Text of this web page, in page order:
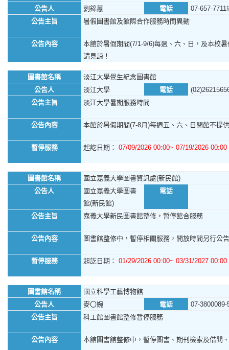
公告人
劉錦蕙 電話
07-657-
公告主旨
暑假圖書館及館際合作服務時間異動
公告內容
本館於暑假期間(7/1-9/6)每週、六、日，及本校
請見諒！
圖書館名稱
淡江大學覺生紀念圖書館
公告人
淡江大學 電話
公告主旨
淡江大學暑期服務時間
公告內容 本館於暑假期間(7-8月)每週五、六、日閉館不提
暫停服務 起訖日期： 07/09/2026 00:00~ 07/19/2026 00:00
圖書館名稱
國立嘉義大學圖書資訊處(新民館)
公告人
國立嘉義大學圖書
館(新民館)
電話
公告主旨 嘉義大學新民圖書館整修，暫停館合服務
公告內容 圖書館整修中，暫停相關服務，開放時間另行公
暫停服務 起訖日期： 01/29/2026 00:00~ 03/31/2027 00:00
圖書館名稱
國立科學工藝博物館
公告人
麥〇婉 電話
07-3800089-
公告主旨
科工館圖書館整修暫停服務
公告內容 本館圖書館整修中，暫停圖書、期刊檢索及借閱